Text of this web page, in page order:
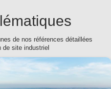
de nos références détaillées
de site industriel